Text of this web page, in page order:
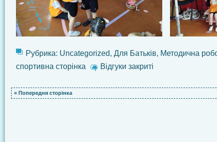
Рубрика: Uncategorized, Для Батьків, Методична
спортивна сторінка
Відгуки закриті
« Попередня сторінка